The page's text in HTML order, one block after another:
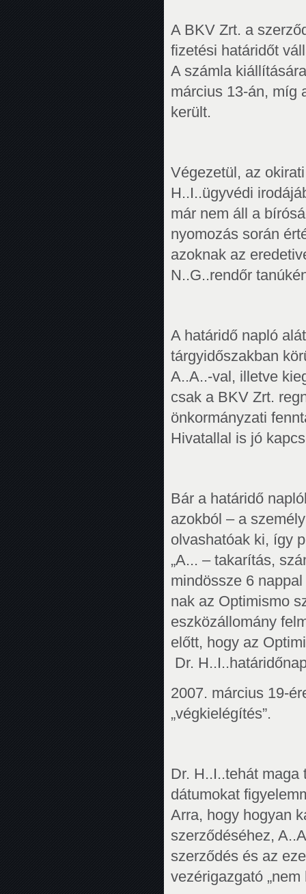
A BKV Zrt. a
fizetési határidőt
A számla
március 13-án, míg
került.
Végezetül, az
H..I..ügyvédi
már nem áll a
nyomozás során
azoknak az
N..G..rendőr
A határidő napló
tárgyidőszakban
A..A..-val, illetve
csak a BKV Zrt.
önkormányzati
Hivatallal is jó
Bár a határidő
azokból – a
olvashatóak ki, így
„A... – takarítás,
mindössze 6
nak az Optimismo
eszközállomány
előtt, hogy az
Dr.
2007. március 19-
„végkielégítés”.
Dr. H..I..tehát
dátumokat
Arra, hogy hogyan
szerződéséhez,
szerződés és az
vezérigazgató